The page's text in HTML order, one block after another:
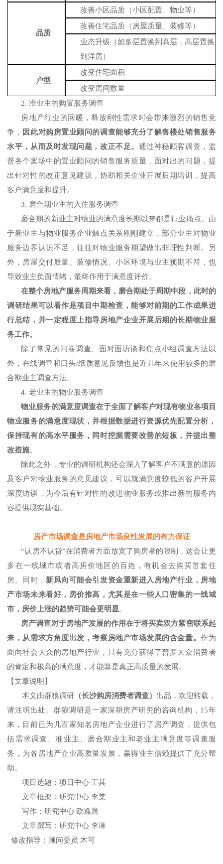
品质
改善小区品质（小区配置、物业等）
改善住宅品质（ 房屋质量、装修等）
业态升级（如多层置换到高层，高层置换
到洋房）
户型
改变住宅面积
改变房间数量
2.准业主的购置服务调查
房地产行业的回暖，释放刚性需求时会带来激烈的销售竞
争， 因此对购房置业顾问的调查能够充分了解售楼处销售服务
水平，从而及时发现问题，改正不足。 通过神秘顾客调查， 监
督各个案场中的置业顾问的销售服务质量，面对出的问题，提
出针对性的改正意见建议，协助相关企业开展后期培训，提高
客户满意度和提升。
3. 磨合期业主的入住服务调查
磨合期的新业主对物业的满意度长期以来都是行业痛点。由
于新业主与物业服务企业触点关系刚刚建立，部分业主对物业
服务边界认识不足，往往对物业服务期望做出非理性判断。另
外，房屋交付质量、装修情况、小区环境与业主预期不符，也
导致业主负面情绪，最终作用于满意度评价。
在整个房地产服务周期来看，磨合期处于周期中段，此时的
调研结果可以看作是项目中期检查，能够对前期的工作成果进
行总结，并一定程度上指导房地产企业开展后期的长期物业服
务工作。
除了常见的问卷调查、面对面访谈和焦点小组调查方法以
外，在线调查和口头/纸质意见反馈也是近几年来使用较多的磨
合期业主调查方法。
4.老业主的物业服务调查
物业服务的满意度调查在于全面了解客户对现有物业各项目
物业服务的满意度现状，并根据数据进行资源优先配置分析，
保持现有的高水平服务，同时挖掘需要改善的短板，并提出整
改措施。
除此之外，专业的调研机构还会深入了解客户不满意的原因
及客户对物业服务的意见建议，可以就满意度较低的客户开展
深度访谈， 为今后有针对性的改进物业服务或推出新的服务内
容提供现实基础。
房产市场调查是房地产市场良性发展的有力保证
“认房不认贷”在消费者方面放宽了购房者的限制，这会让更
多在一线城市或者高房价地区的百姓，有机会去购买首套住
房。同时，新风向可能会引发资金重新进入房地产行业，房地
产市场未来看好，房价推高，尤其是在一些人口密集的一线城
市，房价上涨的趋势可能会更明显。
房产调查对于房地产发展的作用在于将买卖双方紧密联系起
来，从需求方角度出发，考察房地产市场发展的含金量。作为
面向社会大众的房地产行业，只有充分获得了普罗大众消费者
的肯定和极高的满意度，才能算是真正高质量的发展。
【文章说明】
本文由群狼调研（长沙购房消费者调查） 出品，欢迎转载，
请注明出处。群狼调研是一家深耕房产研究的咨询机构， 15年
来， 目前已为 几百家知名房地产企业进行了房产调查 ， 提供包
括需求调查、准业主、磨合期业主和老业主满意度等调查服
务 ， 为各房地产企业高质量发展，赢得业主信赖提供了充分帮
助。
项目选题：项目中心 王其
文章框架：研究中心 李棠
写作：研究中心 欧逸晨
文章撰写：研究中心 李琳
修改指导：顾问委员 木可